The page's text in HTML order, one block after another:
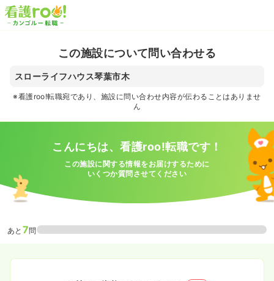
この施設について問い合わせる
スローライフハウス琴葉市木
※看護roo!転職宛であり、施設に問い合わせ内容が伝わることはありませ
ん
こんにちは、看護roo!転職です！
この施設に関する情報をお届けするために
いくつか質問させてください
あと 7問